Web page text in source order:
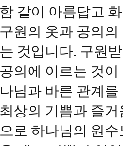
함 같이 아름답고
구원의 옷과 공의
는 것입니다. 구원
공의에 이르는 것
나님과 바른 관계
최상의 기쁨과 즐
으로 하나님의 원